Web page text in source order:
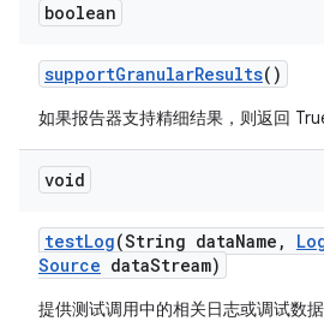
boolean
supportGranularResults()
如果报告器支持精细结果，则返回
void
testLog(String dataName ,
Source dataStream)
提供测试调用中的相关日志或调试数据